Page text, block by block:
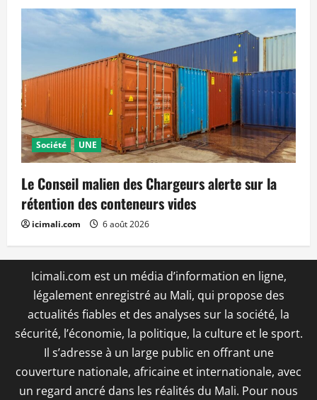
Société UNE
Le Conseil malien des Chargeurs alerte sur la
rétention des conteneurs vides
icimali.com 6 août 2026
Icimali.com est un média d’information en ligne,
légalement enregistré au Mali, qui propose des
actualités fiables et des analyses sur la société, la
sécurité, l’économie, la politique, la culture et le sport.
Il s’adresse à un large public en offrant une
couverture nationale, africaine et internationale, avec
un regard ancré dans les réalités du Mali. Pour nous